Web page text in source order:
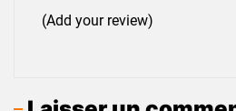
(Add your review)